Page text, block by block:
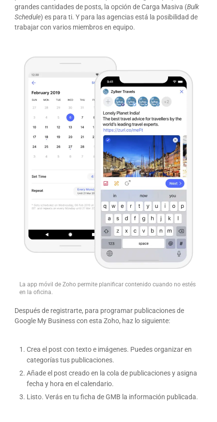
grandes cantidades de posts, la opción de Carga Masiva (Bulk
Schedule) es para ti. Y para las agencias está la posibilidad de
trabajar con varios miembros en equipo.
La app móvil de Zoho permite planificar contenido cuando no estés
en la oficina.
Después de registrarte, para programar publicaciones de
Google My Business con esta Zoho, haz lo siguiente:
Crea el post con texto e imágenes. Puedes organizar en
categorías tus publicaciones.
Añade el post creado en la cola de publicaciones y asigna
fecha y hora en el calendario.
Listo. Verás en tu ficha de GMB la información publicada.